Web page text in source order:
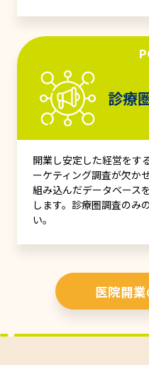
診療
開業し安定した経営をす
ーケティング調査が欠か
組み込んだデータベース
します。診療圏調査のみ
い。
医院開